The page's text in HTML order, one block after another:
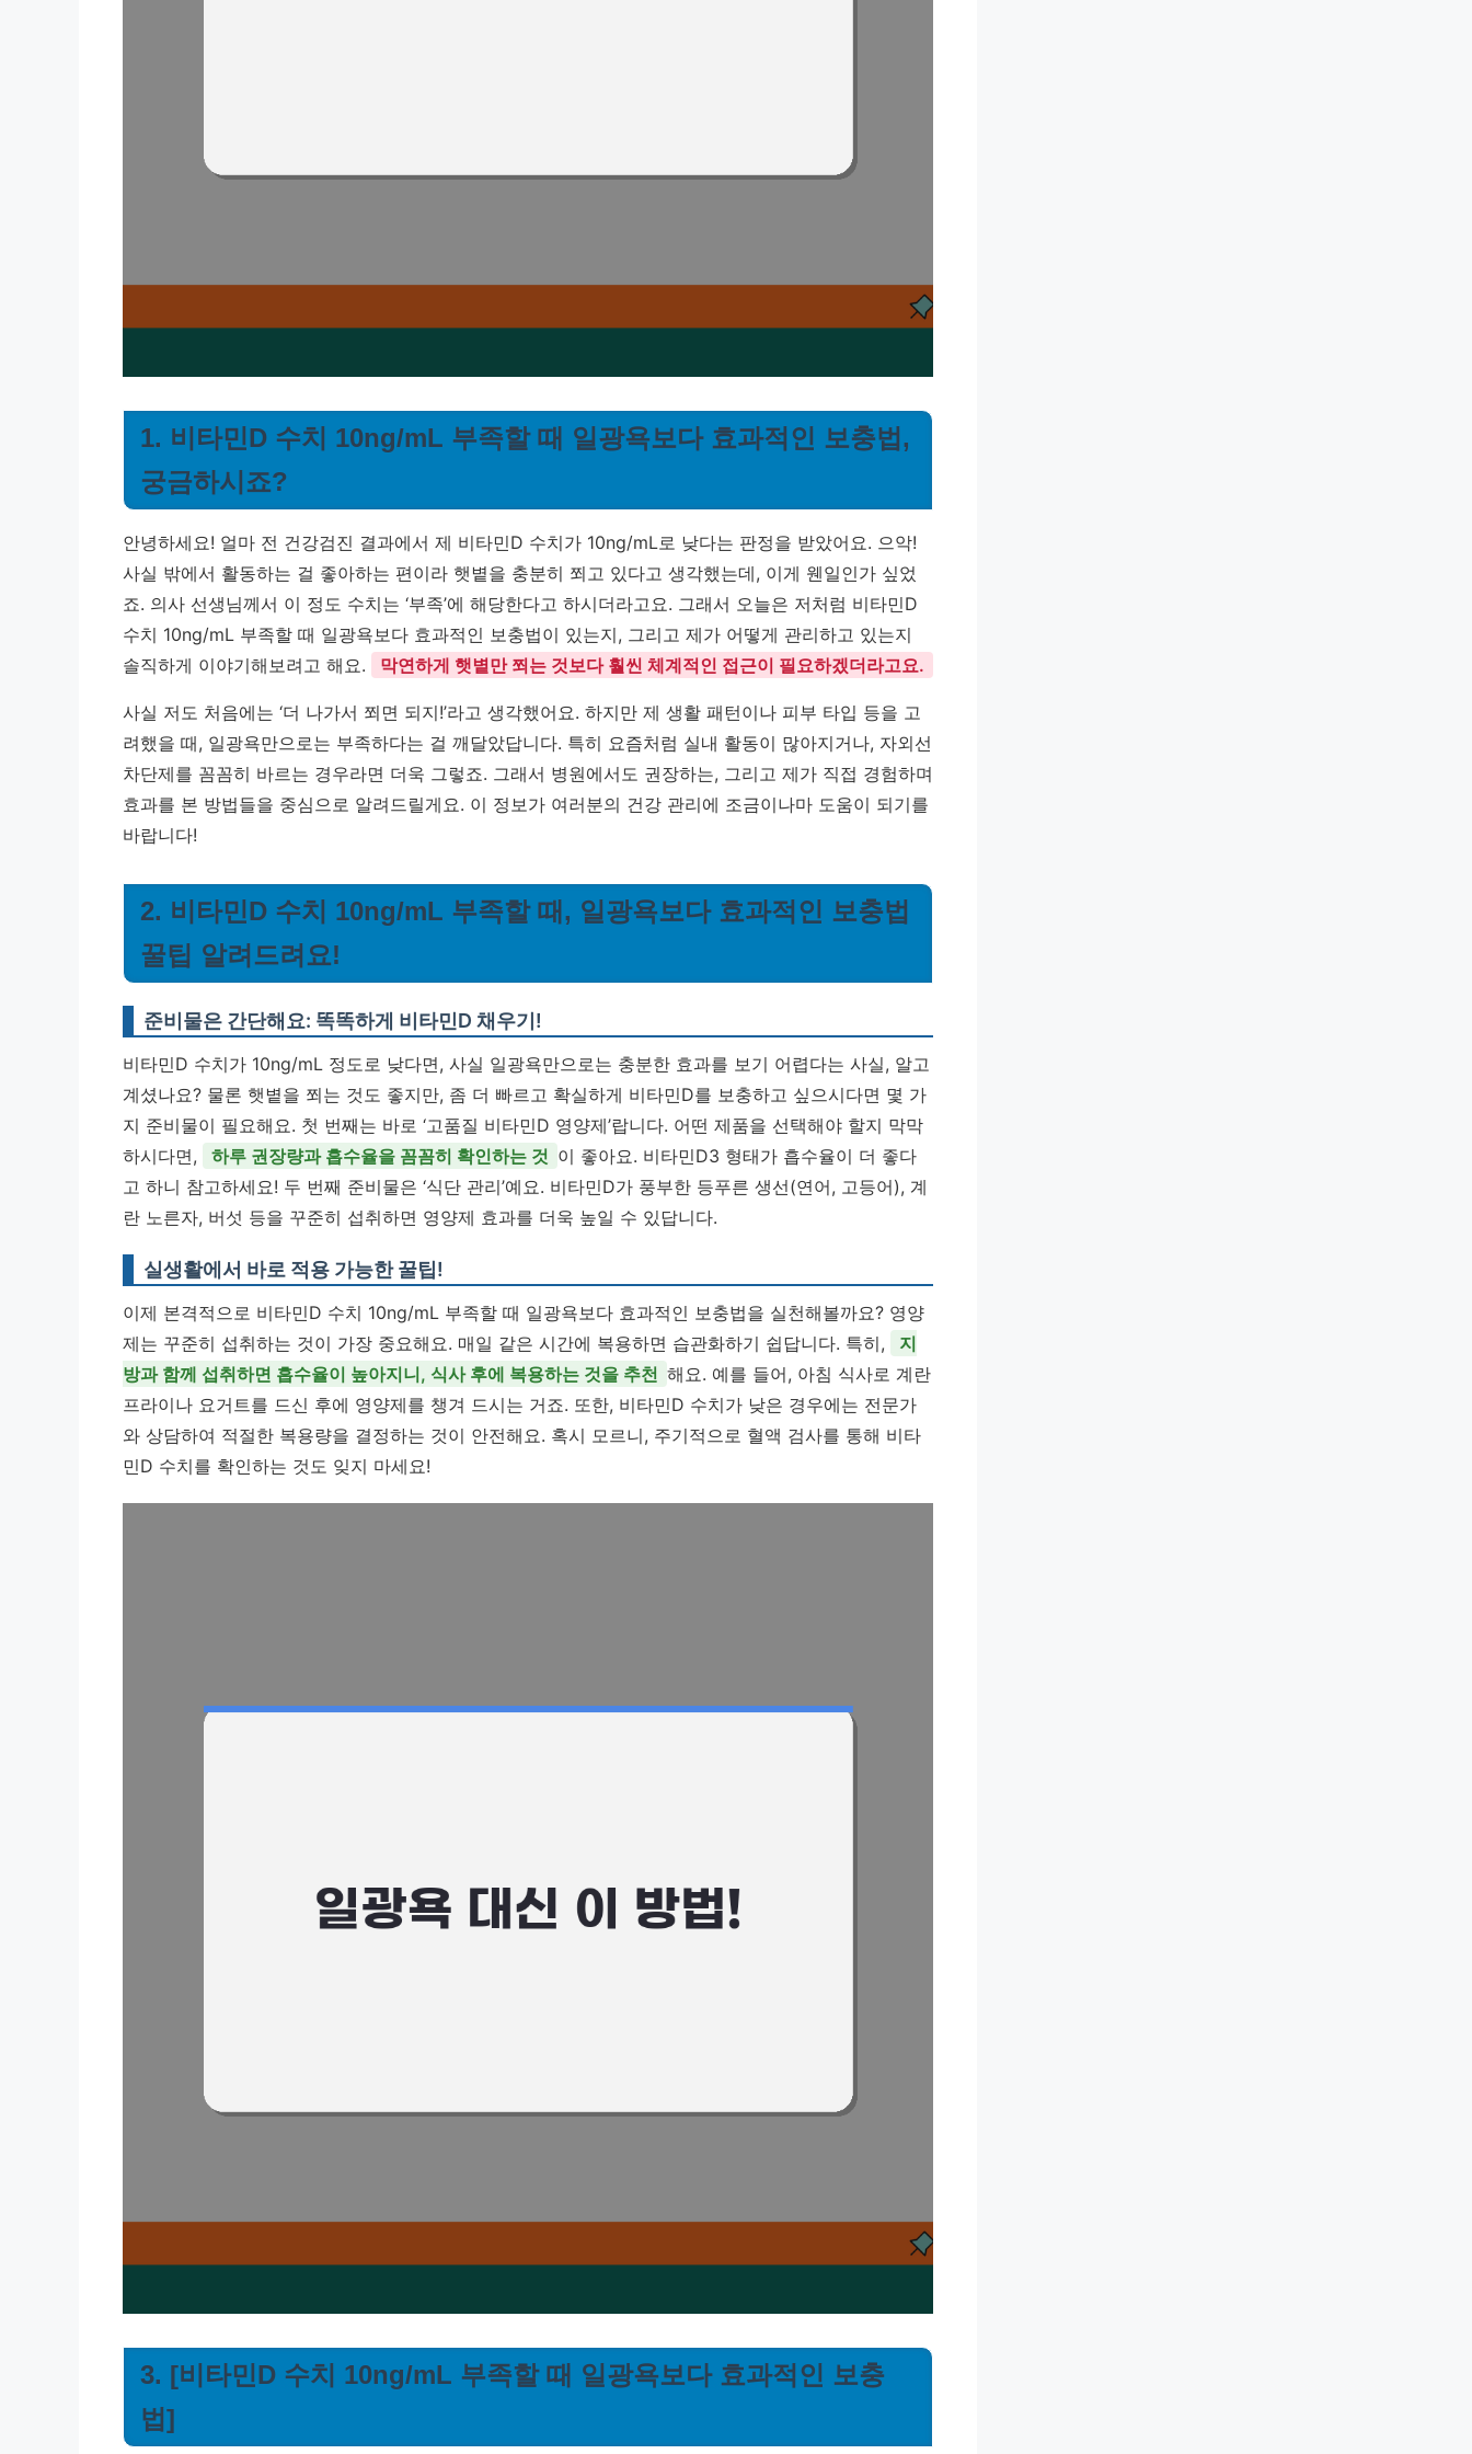
1. 비타민D 수치 10ng/mL 부족할 때 일광욕보다 효과적인 보충법,
궁금하시죠?
안녕하세요! 얼마 전 건강검진 결과에서 제 비타민D 수치가 10ng/mL로 낮다는 판정을 받았어요. 으악!
사실 밖에서 활동하는 걸 좋아하는 편이라 햇볕을 충분히 쬐고 있다고 생각했는데, 이게 웬일인가 싶었
죠. 의사 선생님께서 이 정도 수치는 ‘부족’에 해당한다고 하시더라고요. 그래서 오늘은 저처럼 비타민D
수치 10ng/mL 부족할 때 일광욕보다 효과적인 보충법이 있는지, 그리고 제가 어떻게 관리하고 있는지
솔직하게 이야기해보려고 해요.
막연하게 햇볕만 쬐는 것보다 훨씬 체계적인 접근이 필요하겠더라고요.
사실 저도 처음에는 ‘더 나가서 쬐면 되지!’라고 생각했어요. 하지만 제 생활 패턴이나 피부 타입 등을 고
려했을 때, 일광욕만으로는 부족하다는 걸 깨달았답니다. 특히 요즘처럼 실내 활동이 많아지거나, 자외선
차단제를 꼼꼼히 바르는 경우라면 더욱 그렇죠. 그래서 병원에서도 권장하는, 그리고 제가 직접 경험하며
효과를 본 방법들을 중심으로 알려드릴게요. 이 정보가 여러분의 건강 관리에 조금이나마 도움이 되기를
바랍니다!
2. 비타민D 수치 10ng/mL 부족할 때, 일광욕보다 효과적인 보충법
꿀팁 알려드려요!
준비물은 간단해요: 똑똑하게 비타민D 채우기!
비타민D 수치가 10ng/mL 정도로 낮다면, 사실 일광욕만으로는 충분한 효과를 보기 어렵다는 사실, 알고
계셨나요? 물론 햇볕을 쬐는 것도 좋지만, 좀 더 빠르고 확실하게 비타민D를 보충하고 싶으시다면 몇 가
지 준비물이 필요해요. 첫 번째는 바로 ‘고품질 비타민D 영양제’랍니다. 어떤 제품을 선택해야 할지 막막
하시다면,
하루 권장량과 흡수율을 꼼꼼히 확인하는 것 이 좋아요. 비타민D3 형태가 흡수율이 더 좋다
고 하니 참고하세요! 두 번째 준비물은 ‘식단 관리’예요. 비타민D가 풍부한 등푸른 생선(연어, 고등어), 계
란 노른자, 버섯 등을 꾸준히 섭취하면 영양제 효과를 더욱 높일 수 있답니다.
실생활에서 바로 적용 가능한 꿀팁!
이제 본격적으로 비타민D 수치 10ng/mL 부족할 때 일광욕보다 효과적인 보충법을 실천해볼까요? 영양
제는 꾸준히 섭취하는 것이 가장 중요해요. 매일 같은 시간에 복용하면 습관화하기 쉽답니다. 특히,
지
방과 함께 섭취하면 흡수율이 높아지니, 식사 후에 복용하는 것을 추천 해요. 예를 들어, 아침 식사로 계란
프라이나 요거트를 드신 후에 영양제를 챙겨 드시는 거죠. 또한, 비타민D 수치가 낮은 경우에는 전문가
와 상담하여 적절한 복용량을 결정하는 것이 안전해요. 혹시 모르니, 주기적으로 혈액 검사를 통해 비타
민D 수치를 확인하는 것도 잊지 마세요!
3. [비타민D 수치 10ng/mL 부족할 때 일광욕보다 효과적인 보충
법]